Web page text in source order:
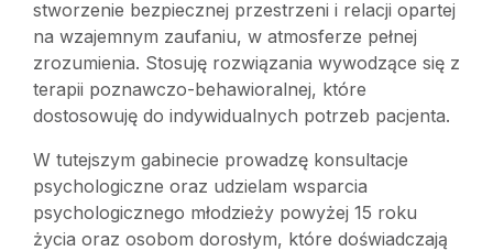
stworzenie bezpiecznej przestrzeni i relacji opartej
na wzajemnym zaufaniu, w atmosferze pełnej
zrozumienia. Stosuję rozwiązania wywodzące się z
terapii poznawczo-behawioralnej, które
dostosowuję do indywidualnych potrzeb pacjenta.
W tutejszym gabinecie prowadzę konsultacje
psychologiczne oraz udzielam wsparcia
psychologicznego młodzieży powyżej 15 roku
życia oraz osobom dorosłym, które doświadczają